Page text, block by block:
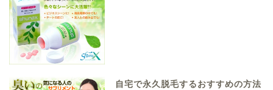
自宅で永久脱毛するおすすめの方法